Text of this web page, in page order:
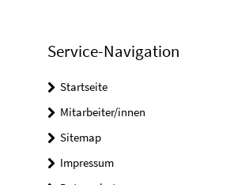
Service-Navigation
Startseite
Mitarbeiter/innen
Sitemap
Impressum